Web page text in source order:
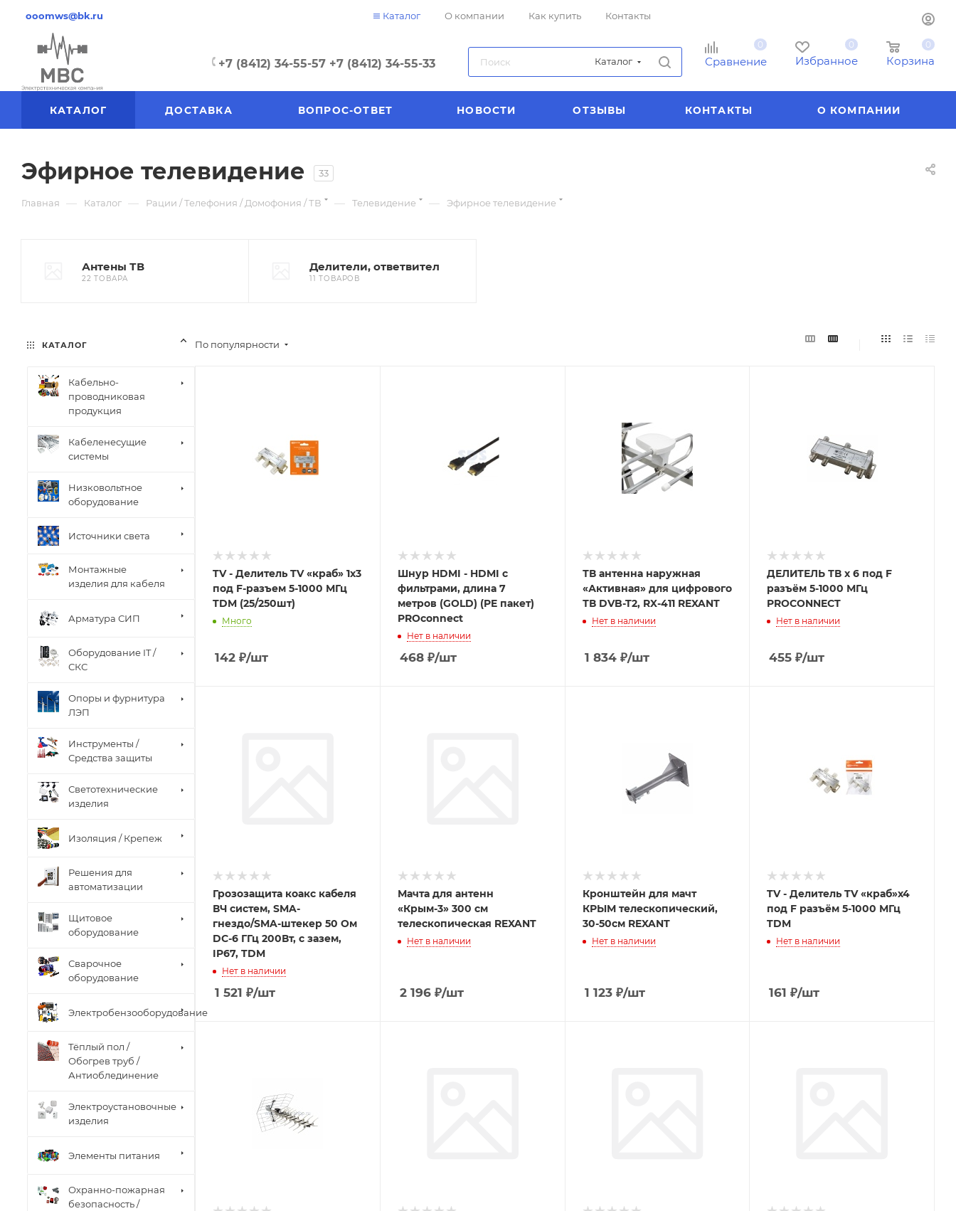
ooomws@bk.ru Каталог О компании Как купить Контакты
+7 (8412) 34-55-57 +7 (8412) 34-55-33 Каталог
0
Сравнение
0
Избранное
0
Корзина
КАТАЛОГ ДОСТАВКА ВОПРОС-ОТВЕТ НОВОСТИ ОТЗЫВЫ КОНТАКТЫ О КОМПАНИИ
Эфирное телевидение 33
Главная — Каталог — Рации / Телефония / Домофония / ТВ — Телевидение — Эфирное телевидение
Антены ТВ
22 ТОВАРА
Делители, ответвител
11 ТОВАРОВ
По популярности
TV - Делитель TV «краб» 1x3
под F-разъем 5-1000 МГц
TDM (25/250шт)
Много
142 ₽/шт
Шнур HDMI - HDMI с
фильтрами, длина 7
метров (GOLD) (PE пакет)
PROconnect
Нет в наличии
468₽/шт
ТВ антенна наружная
«Активная» для цифрового
ТВ DVB-T2, RX-411 REXANT
Нет в наличии
1 834₽/шт
ДЕЛИТЕЛЬ ТВ х 6 под F
разъём 5-1000 МГц
PROCONNECT
Нет в наличии
455 ₽/шт
Грозозащита коакс кабеля
ВЧ систем, SMA-
гнездо/SMA-штекер 50 Ом
DC-6 ГГц 200Вт, с зазем,
IP67, TDM
Нет в наличии
1 521 ₽/шт
Мачта для антенн
«Крым-3» 300 см
телескопическая REXANT
Нет в наличии
2 196₽/шт
Кронштейн для мачт
КРЫМ телескопический,
30-50см REXANT
Нет в наличии
1 123₽/шт
TV - Делитель TV «краб»х4
под F разъём 5-1000 МГц
TDM
Нет в наличии
161 ₽/шт
КАТАЛОГ
Кабельно-
проводниковая
продукция
Кабеленесущие
системы
Низковольтное
оборудование
Источники света
Монтажные
изделия для кабеля
Арматура СИП
Оборудование IT /
СКС
Опоры и фурнитура
ЛЭП
Инструменты /
Средства защиты
Светотехнические
изделия
Изоляция / Крепеж
Решения для
автоматизации
Щитовое
оборудование
Сварочное
оборудование
Электробензооборудование
Тёплый пол /
Обогрев труб /
Антиоблединение
Электроустановочные
изделия
Элементы питания
Охранно-пожарная
безопасность /